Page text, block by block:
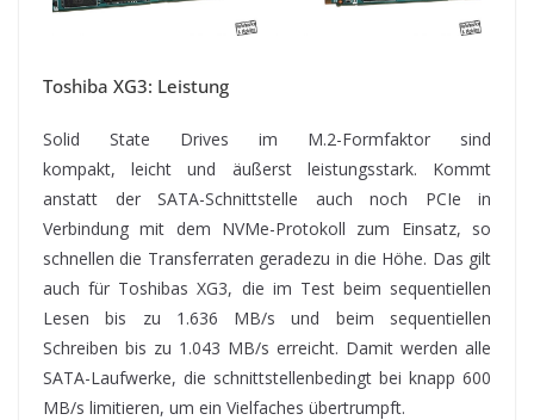
Toshiba XG3: Leistung
Solid State Drives im M.2-Formfaktor sind
kompakt, leicht und äußerst leistungsstark. Kommt
anstatt der SATA-Schnittstelle auch noch PCIe in
Verbindung mit dem NVMe-Protokoll zum Einsatz, so
schnellen die Transferraten geradezu in die Höhe. Das gilt
auch für Toshibas XG3, die im Test beim sequentiellen
Lesen bis zu 1.636 MB/s und beim sequentiellen
Schreiben bis zu 1.043 MB/s erreicht. Damit werden alle
SATA-Laufwerke, die schnittstellenbedingt bei knapp 600
MB/s limitieren, um ein Vielfaches übertrumpft.